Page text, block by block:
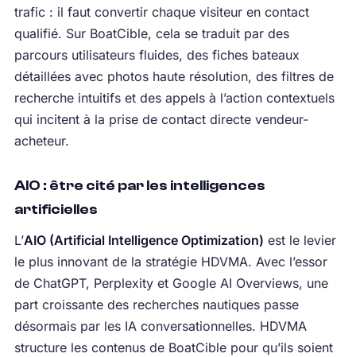
trafic : il faut convertir chaque visiteur en contact
qualifié. Sur BoatCible, cela se traduit par des
parcours utilisateurs fluides, des fiches bateaux
détaillées avec photos haute résolution, des filtres de
recherche intuitifs et des appels à l’action contextuels
qui incitent à la prise de contact directe vendeur-
acheteur.
AIO : être cité par les intelligences
artificielles
L’AIO (Artificial Intelligence Optimization) est le levier
le plus innovant de la stratégie HDVMA. Avec l’essor
de ChatGPT, Perplexity et Google AI Overviews, une
part croissante des recherches nautiques passe
désormais par les IA conversationnelles. HDVMA
structure les contenus de BoatCible pour qu’ils soient